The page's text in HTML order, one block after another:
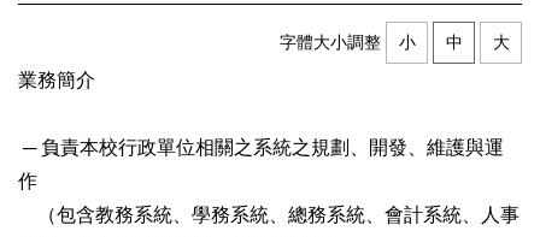
字體大小調整 小 中 大
業務簡介
─ 負責本校行政單位相關之系統之規劃、開發、維護與運
作
（包含教務系統、學務系統、總務系統、會計系統、人事